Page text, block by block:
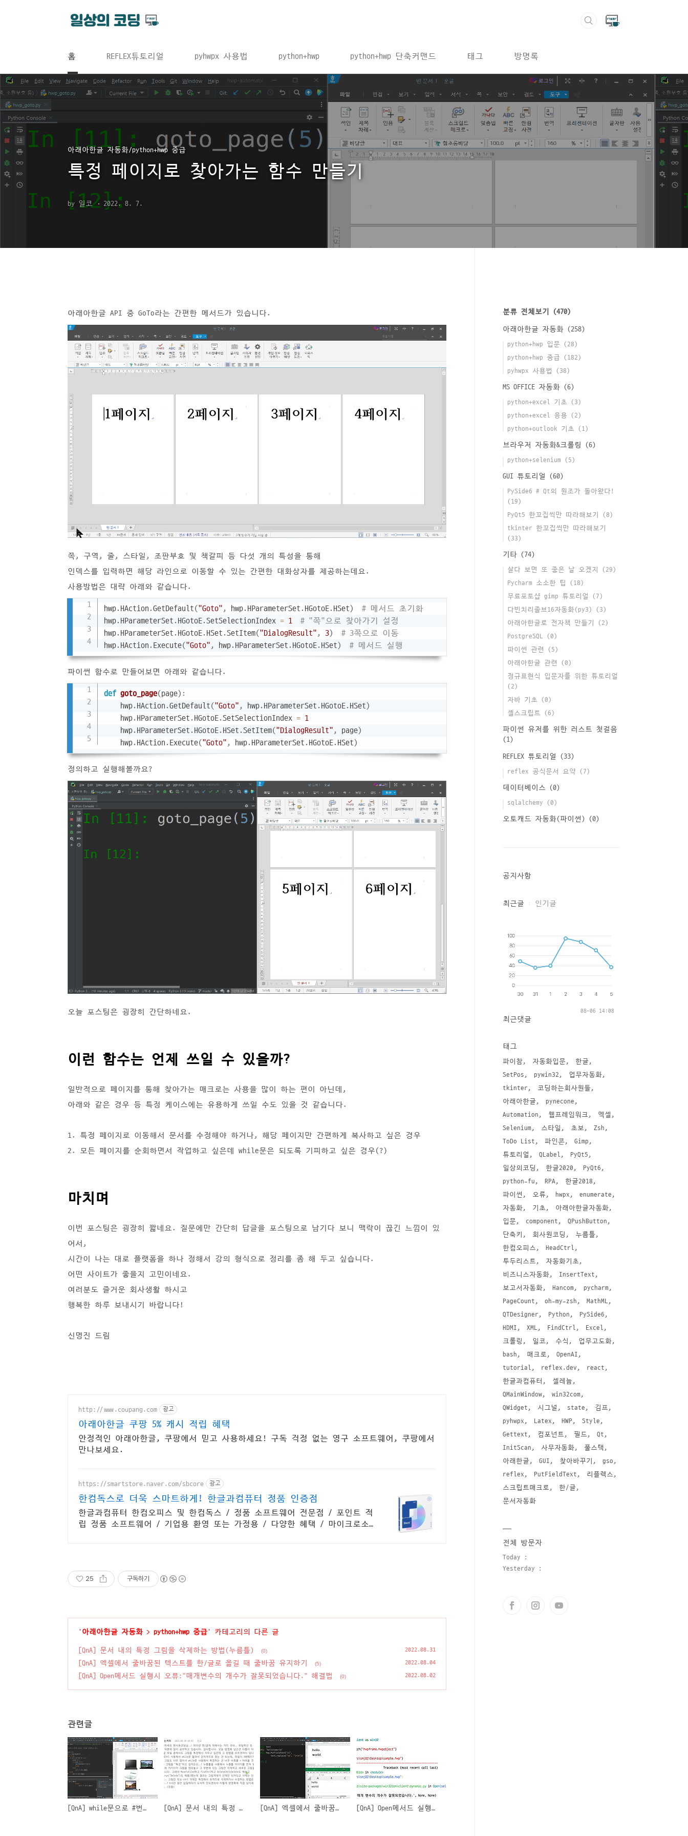
홈 REFLEX튜토리얼 pyhwpx 사용법 python+hwp python+hwp 단축커맨드 태그 방명록
아래아한글 자동화/python+hwp 중급
특정 페이지로 찾아가는 함수 만들기
by 일코 2022. 8. 7.
아래아한글 API 중 GoTo라는 간편한 메서드가 있습니다.
쪽, 구역, 줄, 스타일, 조판부호 및 책갈피 등 다섯 개의 특성을 통해
인덱스를 입력하면 해당 라인으로 이동할 수 있는 간편한 대화상자를 제공하는데요.
사용방법은 대략 아래와 같습니다.
hwp. HAction.GetDefault("Goto" , hwp. HParameterSet. HGotoE. HSet)
# 메서드 초기화
hwp. HParameterSet. HGotoE.SetSelectionIndex = 1
# "쪽"으로 찾아가기 설정
hwp. HParameterSet. HGotoE. HSet.SetItem("DialogResult" , 3)
# 3쪽으로 이동
hwp. HAction. Execute("Goto" , hwp. HParameterSet. HGotoE. HSet) # 메서드 실행
파이썬 함수로 만들어보면 아래와 같습니다.
def goto_page(page) :
    hwp
. HAction.GetDefault("Goto" , hwp. HParameterSet. HGotoE. HSet)
    hwp
. HParameterSet. HGotoE.SetSelectionIndex = 1
    hwp
. HParameterSet. HGotoE. HSet.SetItem("DialogResult" , page)
    hwp
. HAction. Execute("Goto" , hwp. HParameterSet. HGotoE. HSet)
정의하고 실행해볼까요?
오늘 포스팅은 굉장히 간단하네요.
이런 함수는 언제 쓰일 수 있을까?
일반적으로 페이지를 통해 찾아가는 매크로는 사용을 많이 하는 편이 아닌데,
아래와 같은 경우 등 특정 케이스에는 유용하게 쓰일 수도 있을 것 같습니다.
1. 특정 페이지로 이동해서 문서를 수정해야 하거나, 해당 페이지만 간편하게 복사하고 싶은 경우
2. 모든 페이지를 순회하면서 작업하고 싶은데 while문은 되도록 기피하고 싶은 경우(?)
마치며
이번 포스팅은 굉장히 짧네요. 질문에만 간단히 답글을 포스팅으로 남기다 보니 맥락이 끊긴 느낌이 있
어서,
시간이 나는 대로 플랫폼을 하나 정해서 강의 형식으로 정리를 좀 해 두고 싶습니다.
어떤 사이트가 좋을지 고민이네요.
여러분도 즐거운 회사생활 하시고
행복한 하루 보내시기 바랍니다!
신명진 드림
http://www.coupang.com 광고
아래아한글 쿠팡 5% 캐시 적립 혜택
안정적인 아래아한글, 쿠팡에서 믿고 사용하세요! 구독 걱정 없는 영구 소프트웨어, 쿠팡에서
만나보세요.
https://smartstore.naver.com/sbcore 광고
한컴독스로 더욱 스마트하게! 한글과컴퓨터 정품 인증점
한글과컴퓨터 한컴오피스 및 한컴독스 / 정품 소프트웨어 전문점 / 포인트 적
립 정품 소프트웨어 / 기업용 환영 또는 가정용 / 다양한 혜택 / 마이크로소
25 구독하기
' 아래아한글 자동화 > python+hwp 중급' 카테고리의 다른 글
[QnA] 문서 내의 특정 그림을 삭제하는 방법(누름틀) (0) 2022.08.31
[QnA] 엑셀에서 줄바꿈된 텍스트를 한/글로 옮길 때 줄바꿈 유지하기 (5) 2022.08.04
[QnA] Open메서드 실행시 오류:"매개변수의 개수가 잘못되었습니다." 해결법 (0) 2022.08.02
관련글
[QnA] while문으로 #번째 그림을 삭제하는 방법 [QnA] 문서 내의 특정 그림을 삭제하는 방법(누름틀) [QnA] 엑셀에서 줄바꿈된 텍스트를 한/글로 옮길 때 줄바꿈 유지하기 [QnA] Open메서드 실행시 오류:"매개변수의 개수가 잘못되었습니다." 해결법
분류 전체보기 (470)
아래아한글 자동화 (258)
python+hwp 입문 (28)
python+hwp 중급 (182)
pyhwpx 사용법 (38)
MS OFFICE 자동화 (6)
python+excel 기초 (3)
python+excel 응용 (2)
python+outlook 기초 (1)
브라우저 자동화&크롤링 (6)
python+selenium (5)
GUI 튜토리얼 (60)
PySide6 # Qt의 원조가 돌아왔다!
(19)
PyQt5 한꼬집씩만 따라해보기 (8)
tkinter 한꼬집씩만 따라해보기
(33)
기타 (74)
살다 보면 또 좋은 날 오겠지 (29)
Pycharm 소소한 팁 (18)
무료포토샵 gimp 튜토리얼 (7)
다빈치리졸브16자동화(py3) (3)
아래아한글로 전자책 만들기 (2)
PostgreSQL (0)
파이썬 관련 (5)
아래아한글 관련 (0)
정규표현식 입문자를 위한 튜토리얼
(2)
자바 기초 (0)
셸스크립트 (6)
파이썬 유저를 위한 러스트 첫걸음
(1)
REFLEX 튜토리얼 (33)
reflex 공식문서 요약 (7)
데이터베이스 (0)
sqlalchemy (0)
오토캐드 자동화(파이썬) (0)
공지사항
최근글 인기글
08-06 14:08
최근댓글
태그
파이참 자동화입문
한글
SetPos
pywin32
업무자동화
tkinter
코딩하는회사원들
아래아한글
pynecone
Automation
웹프레임워크
엑셀
Selenium
스타일 초보
Zsh
ToDo List
파인콘
Gimp
튜토리얼
QLabel
PyQt5
일상의코딩
한글2020
PyQt6
python-fu
RPA
한글2018
파이썬
오류 hwpx
enumerate
자동화
기초
아래아한글자동화
입문
component
QPushButton
단축키
회사원코딩
누름틀
한컴오피스
HeadCtrl
투두리스트
자동화기초
비즈니스자동화
InsertText
보고서자동화
Hancom
pycharm
PageCount
oh-my-zsh
MathML
QTDesigner
Python
PySide6
HDMI
XML FindCtrl
Excel
크롤링
일코 수식
업무고도화
bash
매크로
OpenAI
tutorial
reflex.dev
react
한글과컴퓨터
셀레늄
QMainWindow
win32com
QWidget
시그널 state
김프
pyhwpx
Latex HWP
Style
Gettext
컴포넌트 필드
Qt
InitScan
사무자동화
풀스택
아래한글
GUI 찾아바꾸기
gso
reflex
PutFieldText
리플렉스
스크립트매크로
한/글
문서자동화
전체 방문자
Today :
Yesterday :